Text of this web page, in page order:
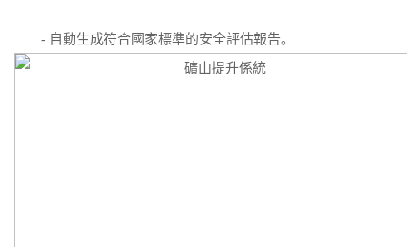
- 自動生成符合國家標準的安全評估報告。